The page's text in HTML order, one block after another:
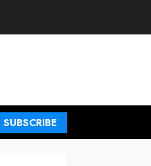
SUBSCRIBE